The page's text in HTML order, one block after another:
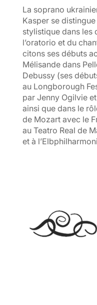
La soprano
Kasper se
stylistique dans les
l’oratorio et du
citons ses débuts
Mélisande dans
Debussy (ses
au Longborough
par Jenny Ogilvie
ainsi que dans le
de Mozart avec le
au Teatro Real de
et à